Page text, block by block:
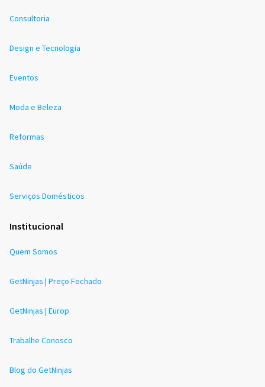
Consultoria
Design e Tecnologia
Eventos
Moda e Beleza
Reformas
Saúde
Serviços Domésticos
Institucional
Quem Somos
GetNinjas | Preço Fechado
GetNinjas | Europ
Trabalhe Conosco
Blog do GetNinjas